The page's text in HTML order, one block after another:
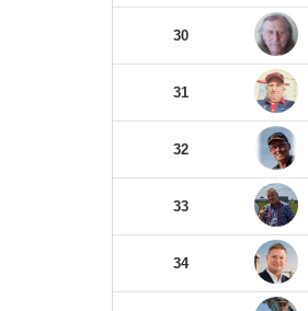
30
31
32
33
34